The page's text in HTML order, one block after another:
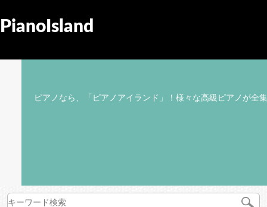
PianoIsland
ピアノなら、「ピアノアイランド」！様々な高級ピアノが全